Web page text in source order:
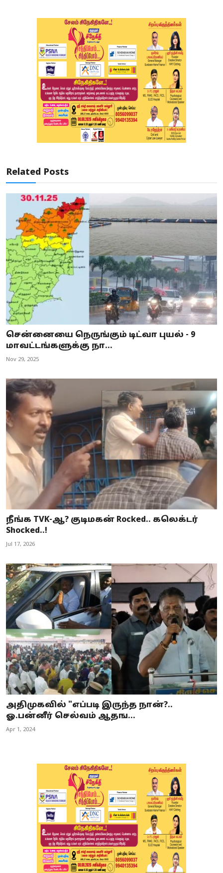
Related Posts
சென்னையை நெருங்கும் டிட்வா புயல் - 9
மாவட்டங்களுக்கு நா...
Nov 29, 2025
நீங்க TVK-ஆ? குடிமகன் Rocked.. கலெக்டர்
Shocked..!
Jul 17, 2026
அதிமுகவில் "எப்படி இருந்த நான்?..
ஓ.பன்னீர் செல்வம் ஆதங...
Apr 1, 2024